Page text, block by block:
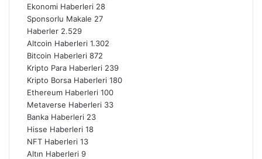
Ekonomi Haberleri 28
Sponsorlu Makale 27
Haberler 2.529
Altcoin Haberleri 1.302
Bitcoin Haberleri 872
Kripto Para Haberleri 239
Kripto Borsa Haberleri 180
Ethereum Haberleri 100
Metaverse Haberleri 33
Banka Haberleri 23
Hisse Haberleri 18
NFT Haberleri 13
Altın Haberleri 9